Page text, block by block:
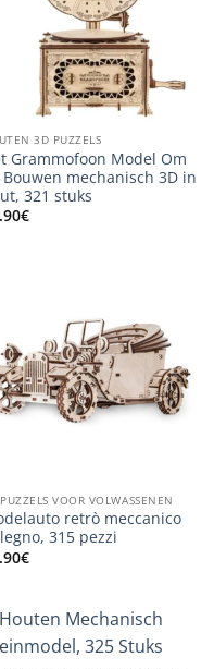
3D PUZZELS
Grammofoon Model Om
Bouwen mechanisch 3D in
321 stuks
€
VOOR VOLWASSENEN
retrò meccanico
315 pezzi
€